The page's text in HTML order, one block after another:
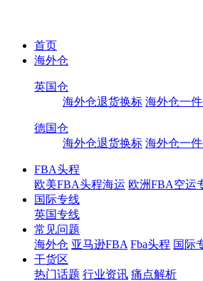
首页
海外仓
英国仓
海外仓退货换标 海外仓一
德国仓
海外仓退货换标 海外仓一
FBA头程
欧美FBA头程海运 欧洲FBA空运
国际专线
英国专线
常见问题
海外仓 亚马逊FBA Fba头程 国际
干货区
热门话题 行业资讯 痛点解析